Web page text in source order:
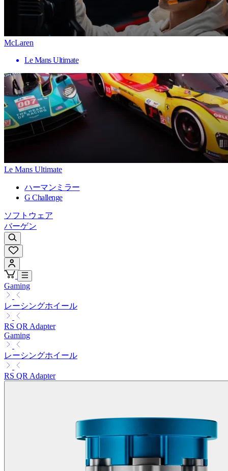
McLaren
Le Mans Ultimate
Le Mans Ultimate
ハーマンミラー
G Challenge
ソフトウェア
バーゲン
Gaming
レーシングホイール
RS QR Adapter
Gaming
レーシングホイール
RS QR Adapter